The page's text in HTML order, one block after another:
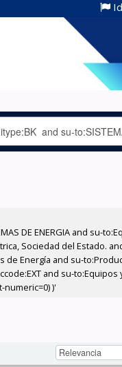
DE ENERGIA and su-
Sociedad del Estado.
Energía and su-
and su-
)'